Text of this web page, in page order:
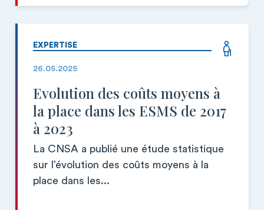
EXPERTISE
26.05.2025
Evolution des coûts moyens à
la place dans les ESMS de 2017
à 2023
La CNSA a publié une étude statistique
sur l’évolution des coûts moyens à la
place dans les...